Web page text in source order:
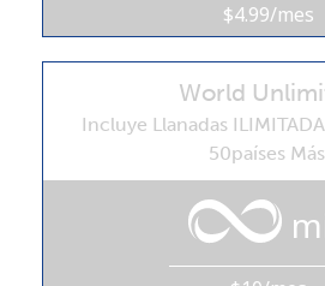
Únete
¡Hola!
Inicia sesión o
$4.99/mes
World
Incluye Llanadas
50países